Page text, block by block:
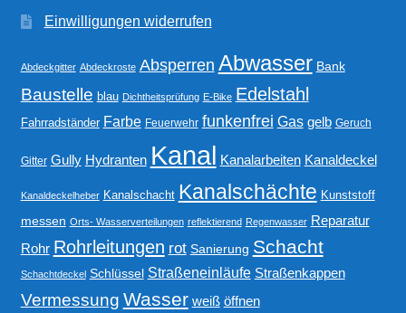
Einwilligungen widerrufen
Abdeckgitter Abdeckroste Absperren Abwasser Bank
Baustelle blau Dichtheitsprüfung E-Bike Edelstahl
Fahrradständer Farbe Feuerwehr funkenfrei Gas gelb Geruch
Gitter Gully Hydranten Kanal Kanalarbeiten Kanaldeckel
Kanaldeckelheber Kanalschacht Kanalschächte Kunststoff
messen Orts- Wasserverteilungen reflektierend Regenwasser Reparatur
Rohr Rohrleitungen rot Sanierung Schacht
Schachtdeckel Schlüssel Straßeneinläufe Straßenkappen
Vermessung Wasser weiß öffnen